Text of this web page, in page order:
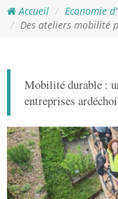
Accueil Economie
Des ateliers mobilité
Mobilité durable :
entreprises